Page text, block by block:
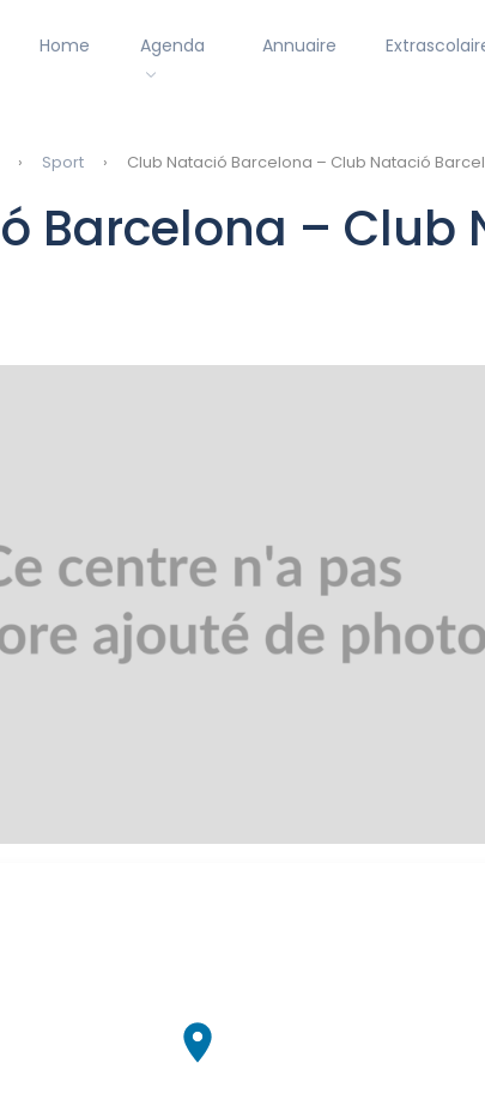
Home Agenda Annuaire
Sport Club Natació Barcelona – Club Natació
Barcelona – Club